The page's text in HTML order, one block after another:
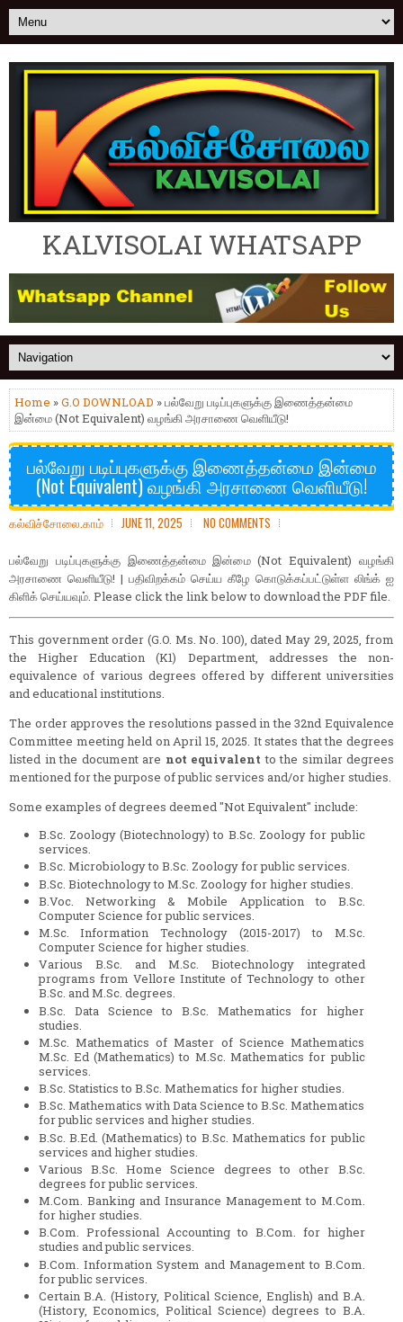
KALVISOLAI WHATSAPP
Home »G.O DOWNLOAD » பல்வேறு படிப்புகளுக்கு இணைத்தன்மை
இன்மை (Not Equivalent) வழங்கி அரசாணை வெளியீடு!
பல்வேறு படிப்புகளுக்கு இணைத்தன்மை இன்மை
(Not Equivalent) வழங்கி அரசாணை வெளியீடு!
கல்விச்சோலை.காம் JUNE 11, 2025 NO COMMENTS
பல்வேறு படிப்புகளுக்கு இணைத்தன்மை இன்மை (Not Equivalent) வழங்கி
அரசாணை வெளியீடு! | பதிவிறக்கம் செய்ய கீழே கொடுக்கப்பட்டுள்ள லிங்க் ஐ
கிளிக் செய்யவும். Please click the link below to download the PDF file.
This government order (G.O. Ms. No. 100), dated May 29, 2025, from
the Higher Education (K1) Department, addresses the non-
equivalence of various degrees offered by different universities
and educational institutions.
The order approves the resolutions passed in the 32nd Equivalence
Committee meeting held on April 15, 2025. It states that the degrees
listed in the document are not equivalent to the similar degrees
mentioned for the purpose of public services and/or higher studies.
Some examples of degrees deemed "Not Equivalent" include:
B.Sc. Zoology (Biotechnology) to B.Sc. Zoology for public
services.
B.Sc. Microbiology to B.Sc. Zoology for public services.
B.Sc. Biotechnology to M.Sc. Zoology for higher studies.
B.Voc. Networking & Mobile Application to B.Sc.
Computer Science for public services.
M.Sc. Information Technology (2015-2017) to M.Sc.
Computer Science for higher studies.
Various B.Sc. and M.Sc. Biotechnology integrated
programs from Vellore Institute of Technology to other
B.Sc. and M.Sc. degrees.
B.Sc. Data Science to B.Sc. Mathematics for higher
studies.
M.Sc. Mathematics of Master of Science Mathematics
M.Sc. Ed (Mathematics) to M.Sc. Mathematics for public
services.
B.Sc. Statistics to B.Sc. Mathematics for higher studies.
B.Sc. Mathematics with Data Science to B.Sc. Mathematics
for public services and higher studies.
B.Sc. B.Ed. (Mathematics) to B.Sc. Mathematics for public
services and higher studies.
Various B.Sc. Home Science degrees to other B.Sc.
degrees for public services.
M.Com. Banking and Insurance Management to M.Com.
for higher studies.
B.Com. Professional Accounting to B.Com. for higher
studies and public services.
B.Com. Information System and Management to B.Com.
for public services.
Certain B.A. (History, Political Science, English) and B.A.
(History, Economics, Political Science) degrees to B.A.